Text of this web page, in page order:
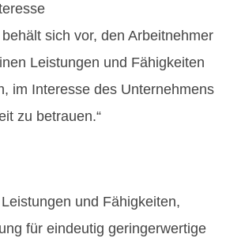
sich vor, den Arbeitnehmer
Leistungen und Fähigkeiten
im Interesse des Unternehmens
zu betrauen.“
und Fähigkeiten,
für eindeutig geringerwertige